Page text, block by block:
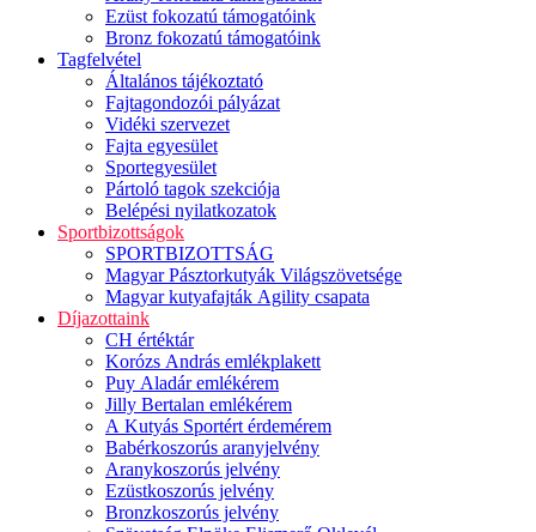
Ezüst fokozatú támogatóink
Bronz fokozatú támogatóink
Tagfelvétel
Általános tájékoztató
Fajtagondozói pályázat
Vidéki szervezet
Fajta egyesület
Sportegyesület
Pártoló tagok szekciója
Belépési nyilatkozatok
Sportbizottságok
SPORTBIZOTTSÁG
Magyar Pásztorkutyák Világszövetsége
Magyar kutyafajták Agility csapata
Díjazottaink
CH értéktár
Korózs András emlékplakett
Puy Aladár emlékérem
Jilly Bertalan emlékérem
A Kutyás Sportért érdemérem
Babérkoszorús aranyjelvény
Aranykoszorús jelvény
Ezüstkoszorús jelvény
Bronzkoszorús jelvény